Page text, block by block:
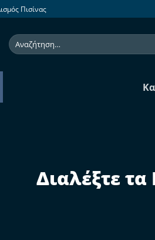
Πισίνας
Αναζήτηση
για:
Διαλέξτε